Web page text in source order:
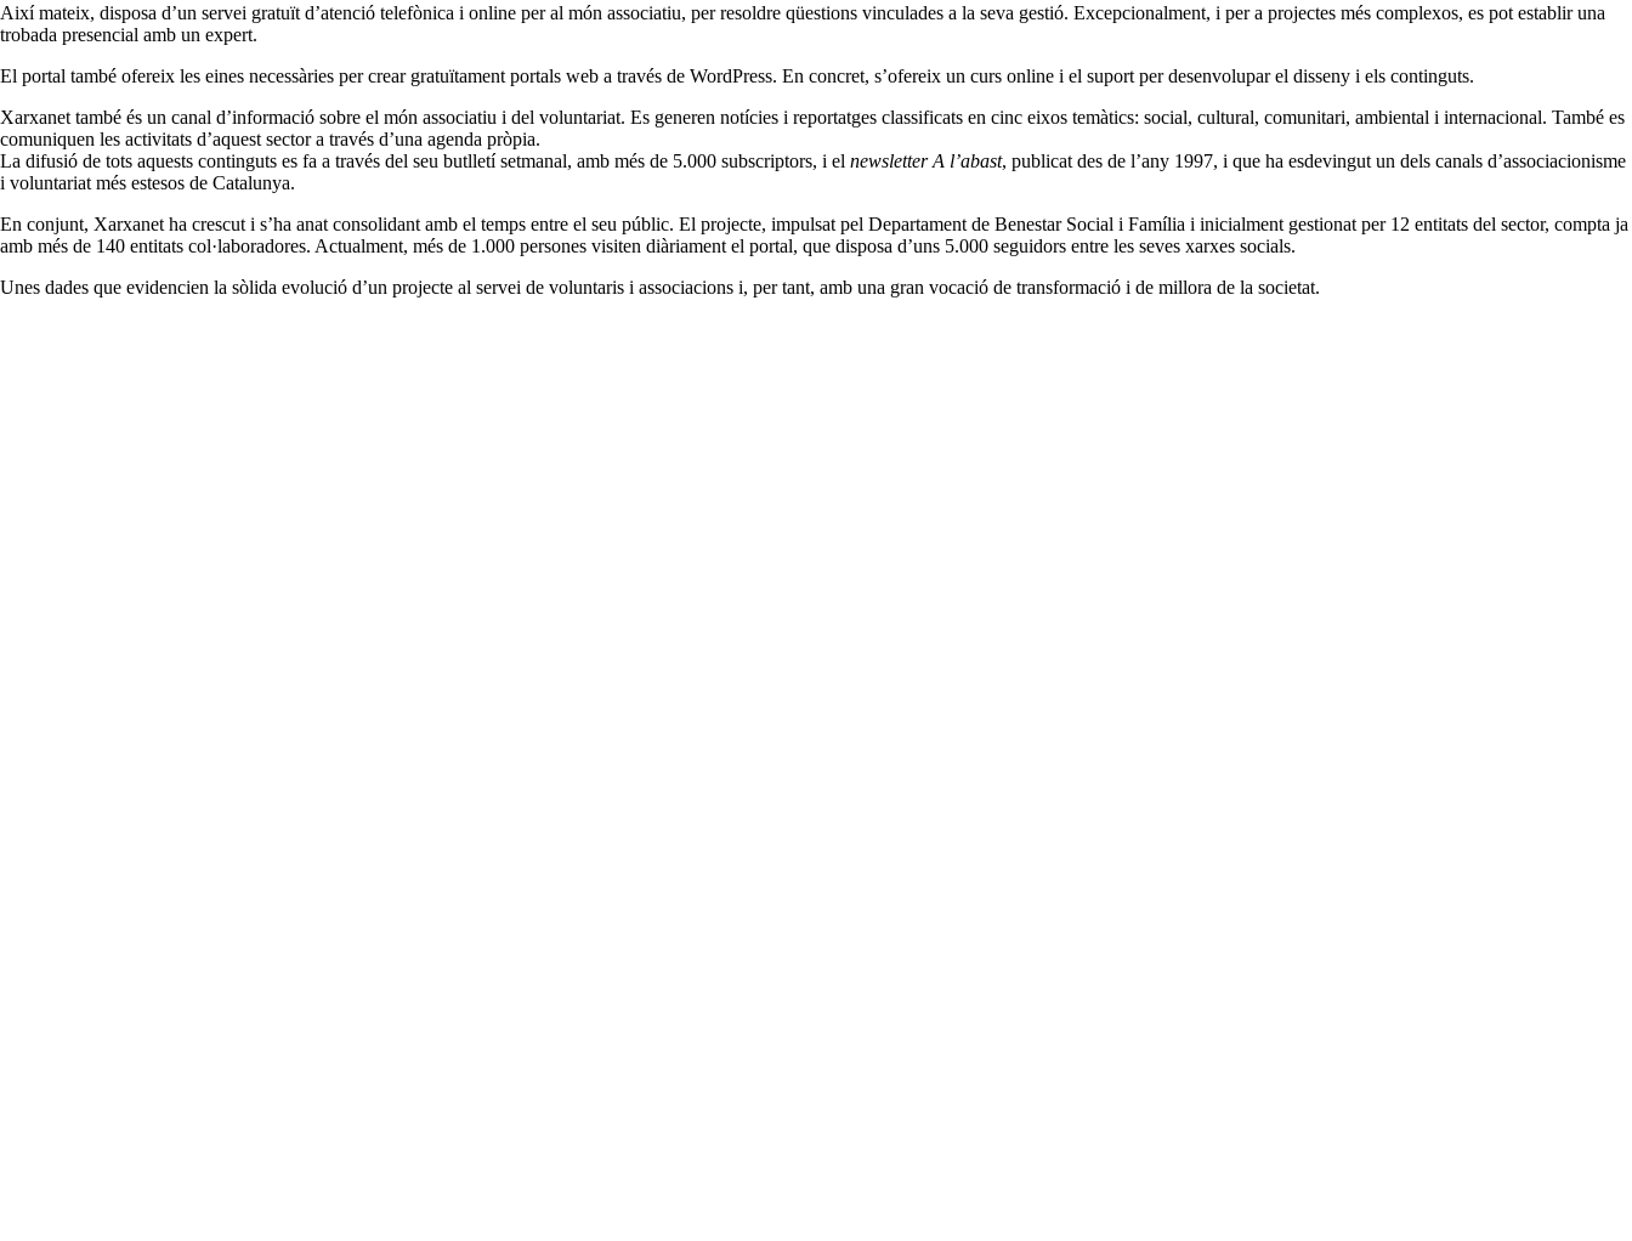
Així mateix, disposa d’un servei gratuït d’atenció telefònica i online per al món associatiu, per resoldre qüestions vinculades a la seva gestió. Excepcionalment, i per a projectes més complexos, es pot establir una
trobada presencial amb un expert.
El portal també ofereix les eines necessàries per crear gratuïtament portals web a través de WordPress. En concret, s’ofereix un curs online i el suport per desenvolupar el disseny i els continguts.
Xarxanet també és un canal d’informació sobre el món associatiu i del voluntariat. Es generen notícies i reportatges classificats en cinc eixos temàtics: social, cultural, comunitari, ambiental i internacional. També es
comuniquen les activitats d’aquest sector a través d’una agenda pròpia.
La difusió de tots aquests continguts es fa a través del seu butlletí setmanal, amb més de 5.000 subscriptors, i el newsletter A l’abast, publicat des de l’any 1997, i que ha esdevingut un dels canals d’associacionisme
i voluntariat més estesos de Catalunya.
En conjunt, Xarxanet ha crescut i s’ha anat consolidant amb el temps entre el seu públic. El projecte, impulsat pel Departament de Benestar Social i Família i inicialment gestionat per 12 entitats del sector, compta ja
amb més de 140 entitats col·laboradores. Actualment, més de 1.000 persones visiten diàriament el portal, que disposa d’uns 5.000 seguidors entre les seves xarxes socials.
Unes dades que evidencien la sòlida evolució d’un projecte al servei de voluntaris i associacions i, per tant, amb una gran vocació de transformació i de millora de la societat.